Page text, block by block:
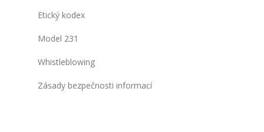
Etický kodex
Model 231
Whistleblowing
Zásady bezpečnosti informací